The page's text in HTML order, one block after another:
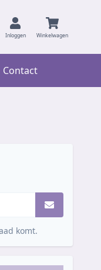
Inloggen Winkelwagen
Contact
komt.